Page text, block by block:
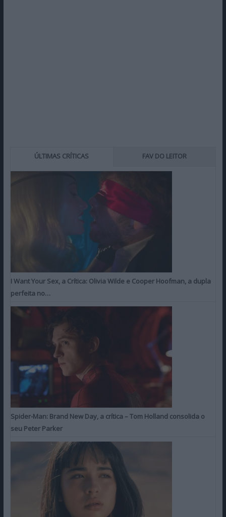
ÚLTIMAS CRÍTICAS FAV DO LEITOR
I Want Your Sex, a Crítica: Olivia Wilde e Cooper Hoofman, a dupla
perfeita no…
Spider-Man: Brand New Day, a crítica – Tom Holland consolida o
seu Peter Parker